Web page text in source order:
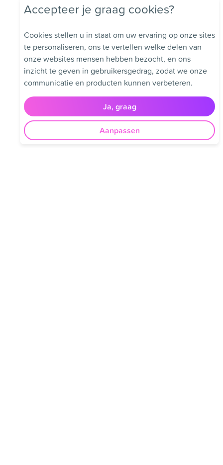
Accepteer je graag cookies?
Cookies stellen u in staat om uw ervaring op onze sites
te personaliseren, ons te vertellen welke delen van
onze websites mensen hebben bezocht, en ons
inzicht te geven in gebruikersgedrag, zodat we onze
communicatie en producten kunnen verbeteren.
Ja, graag
Aanpassen